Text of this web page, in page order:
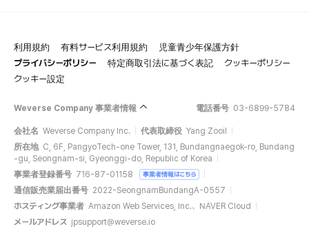
利用規約 有料サービス利用規約
児童青少年保護方針
プライバシーポリシー
特定商取引法に基づく表記
クッキーポリシー
クッキー設定
Weverse Company 事業者情報 電話番号 03-6899-5784
会社名 Weverse Company Inc. 代表取締役 Yang Zooil
所在地 C, 6F, PangyoTech-one Tower, 131, Bundangnaegok-ro, Bundang
-gu, Seongnam-si, Gyeonggi-do, Republic of Korea
事業者登録番号 716-87-01158 事業者情報はこちら
通信販売業届出番号 2022-SeongnamBundangA-0557
ホスティング事業者 Amazon Web Services, Inc.、NAVER Cloud
メールアドレス jpsupport@weverse.io